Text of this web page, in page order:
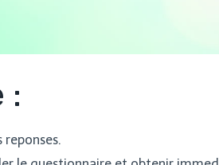
:
reponses.